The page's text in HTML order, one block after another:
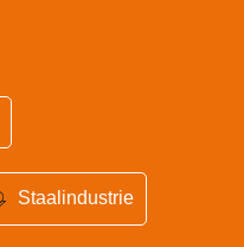
Staalindustrie